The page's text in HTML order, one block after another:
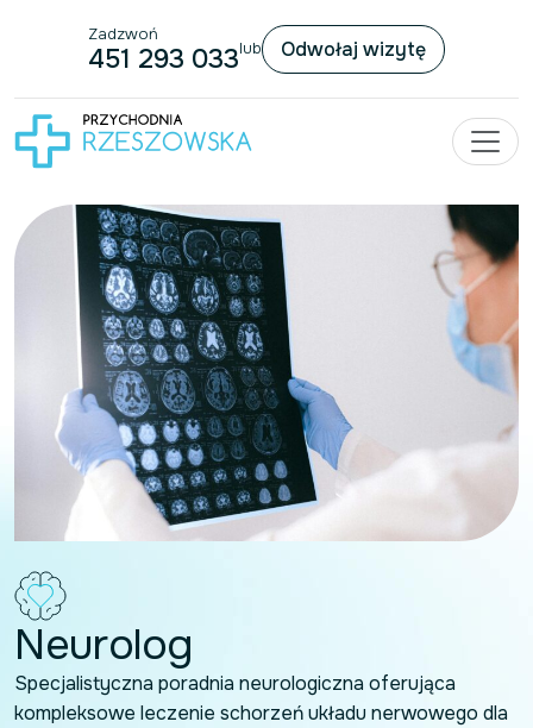
Przejdź do treści
Zadzwoń
451 293 033lub Odwołaj wizytę
Neurolog
Specjalistyczna poradnia neurologiczna oferująca
kompleksowe leczenie schorzeń układu nerwowego dla